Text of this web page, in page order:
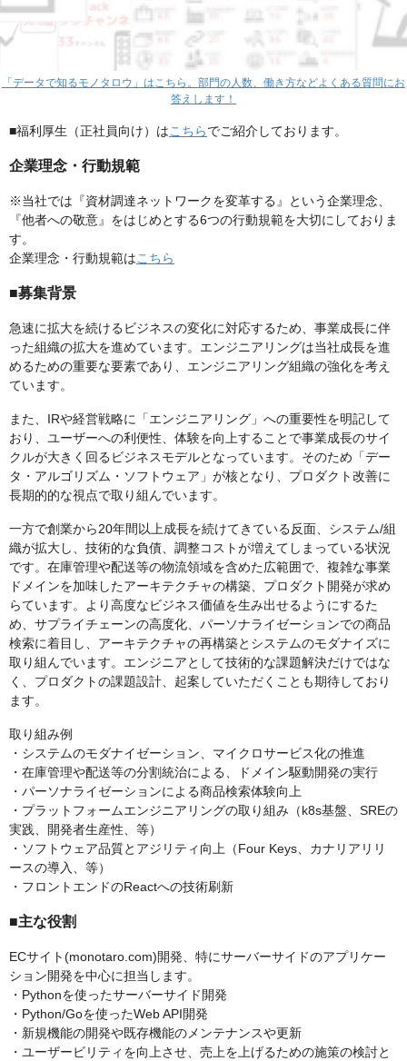
「データで知るモノタロウ」はこちら。部門の人数、働き方などよくある質問にお
答えします！
■福利厚生（正社員向け）はこちらでご紹介しております。
企業理念・行動規範
※当社では『資材調達ネットワークを変革する』という企業理念、
『他者への敬意』をはじめとする6つの行動規範を大切にしておりま
す。
企業理念・行動規範はこちら
■募集背景
急速に拡大を続けるビジネスの変化に対応するため、事業成長に伴
った組織の拡大を進めています。エンジニアリングは当社成長を進
めるための重要な要素であり、エンジニアリング組織の強化を考え
ています。
また、IRや経営戦略に「エンジニアリング」への重要性を明記して
おり、ユーザーへの利便性、体験を向上することで事業成長のサイ
クルが大きく回るビジネスモデルとなっています。そのため「デー
タ・アルゴリズム・ソフトウェア」が核となり、プロダクト改善に
長期的的な視点で取り組んでいます。
一方で創業から20年間以上成長を続けてきている反面、システム/組
織が拡大し、技術的な負債、調整コストが増えてしまっている状況
です。在庫管理や配送等の物流領域を含めた広範囲で、複雑な事業
ドメインを加味したアーキテクチャの構築、プロダクト開発が求め
らています。より高度なビジネス価値を生み出せるようにするた
め、サプライチェーンの高度化、パーソナライゼーションでの商品
検索に着目し、アーキテクチャの再構築とシステムのモダナイズに
取り組んでいます。エンジニアとして技術的な課題解決だけではな
く、プロダクトの課題設計、起案していただくことも期待しており
ます。
取り組み例
・システムのモダナイゼーション、マイクロサービス化の推進
・在庫管理や配送等の分割統治による、ドメイン駆動開発の実行
・パーソナライゼーションによる商品検索体験向上
・プラットフォームエンジニアリングの取り組み（k8s基盤、SREの
実践、開発者生産性、等）
・ソフトウェア品質とアジリティ向上（Four Keys、カナリアリリ
ースの導入、等）
・フロントエンドのReactへの技術刷新
■主な役割
ECサイト(monotaro.com)開発、特にサーバーサイドのアプリケー
ション開発を中心に担当します。
・Pythonを使ったサーバーサイド開発
・Python/Goを使ったWeb API開発
・新規機能の開発や既存機能のメンテナンスや更新
・ユーザービリティを向上させ、売上を上げるための施策の検討と